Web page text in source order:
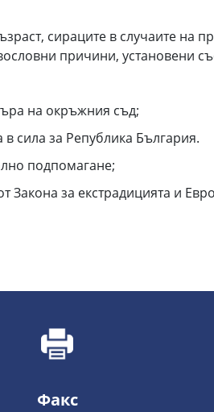
сираците в случаите на
причини, установени
на окръжния съд;
сила за Република България.
подпомагане;
Закона за екстрадицията и
Факс